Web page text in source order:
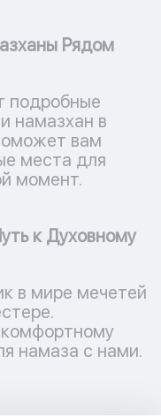
Рядом
подробные
намазхан в
вам
места для
момент.
к Духовному
в мире мечетей
комфортному
намаза с нами.